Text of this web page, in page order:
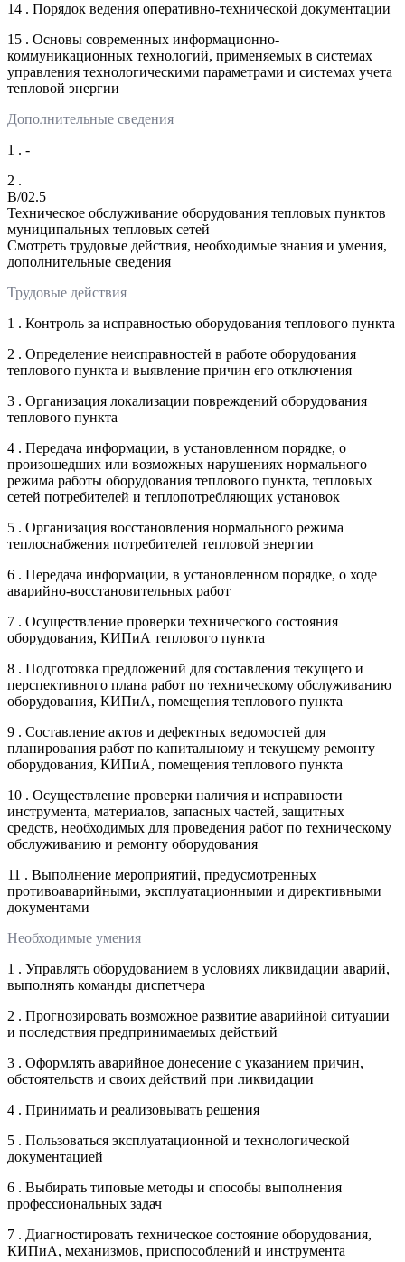
14 . Порядок ведения оперативно-технической документации
15 . Основы современных информационно-
коммуникационных технологий, применяемых в системах
управления технологическими параметрами и системах учета
тепловой энергии
Дополнительные сведения
1 . -
2 .
B/02.5
Техническое обслуживание оборудования тепловых пунктов
муниципальных тепловых сетей
Смотреть трудовые действия, необходимые знания и умения,
дополнительные сведения
Трудовые действия
1 . Контроль за исправностью оборудования теплового пункта
2 . Определение неисправностей в работе оборудования
теплового пункта и выявление причин его отключения
3 . Организация локализации повреждений оборудования
теплового пункта
4 . Передача информации, в установленном порядке, о
произошедших или возможных нарушениях нормального
режима работы оборудования теплового пункта, тепловых
сетей потребителей и теплопотребляющих установок
5 . Организация восстановления нормального режима
теплоснабжения потребителей тепловой энергии
6 . Передача информации, в установленном порядке, о ходе
аварийно-восстановительных работ
7 . Осуществление проверки технического состояния
оборудования, КИПиА теплового пункта
8 . Подготовка предложений для составления текущего и
перспективного плана работ по техническому обслуживанию
оборудования, КИПиА, помещения теплового пункта
9 . Составление актов и дефектных ведомостей для
планирования работ по капитальному и текущему ремонту
оборудования, КИПиА, помещения теплового пункта
10 . Осуществление проверки наличия и исправности
инструмента, материалов, запасных частей, защитных
средств, необходимых для проведения работ по техническому
обслуживанию и ремонту оборудования
11 . Выполнение мероприятий, предусмотренных
противоаварийными, эксплуатационными и директивными
документами
Необходимые умения
1 . Управлять оборудованием в условиях ликвидации аварий,
выполнять команды диспетчера
2 . Прогнозировать возможное развитие аварийной ситуации
и последствия предпринимаемых действий
3 . Оформлять аварийное донесение с указанием причин,
обстоятельств и своих действий при ликвидации
4 . Принимать и реализовывать решения
5 . Пользоваться эксплуатационной и технологической
документацией
6 . Выбирать типовые методы и способы выполнения
профессиональных задач
7 . Диагностировать техническое состояние оборудования,
КИПиА, механизмов, приспособлений и инструмента